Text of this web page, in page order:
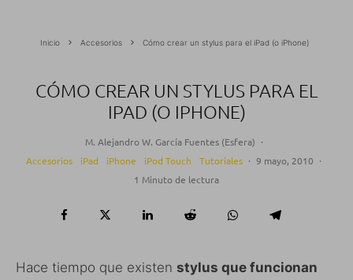
Inicio Accesorios Cómo crear un stylus para el iPad (o iPhone)
CÓMO CREAR UN STYLUS PARA EL
IPAD (O IPHONE)
M. Alejandro W. García Fuentes (Esfera) ·
Accesorios
iPad iPhone iPod Touch Tutoriales · 9 mayo, 2010 ·
1 Minuto de lectura
Hace tiempo que existen stylus que funcionan